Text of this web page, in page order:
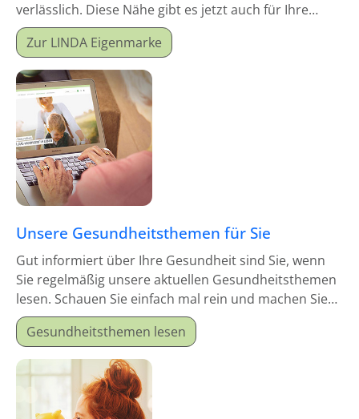
verlässlich. Diese Nähe gibt es jetzt auch für Ihre
Hausapotheke!
Zur LINDA Eigenmarke
Unsere Gesundheitsthemen für Sie
Gut informiert über Ihre Gesundheit sind Sie, wenn
Sie regelmäßig unsere aktuellen Gesundheitsthemen
lesen. Schauen Sie einfach mal rein und machen Sie
sich schlau!
Gesundheitsthemen lesen